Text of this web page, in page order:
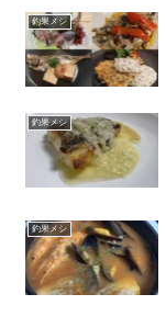
釣果メシ
釣果メシ
釣果メシ